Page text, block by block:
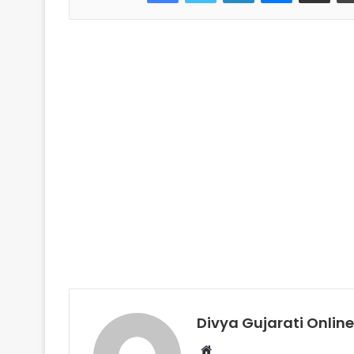
Divya Gujarati Online
Website